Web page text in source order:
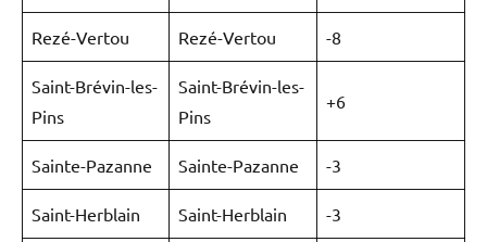
Rezé-Vertou Rezé-Vertou -8
Saint-Brévin-les-
Pins
Saint-Brévin-les-
Pins
+6
Sainte-Pazanne Sainte-Pazanne -3
Saint-Herblain Saint-Herblain -3